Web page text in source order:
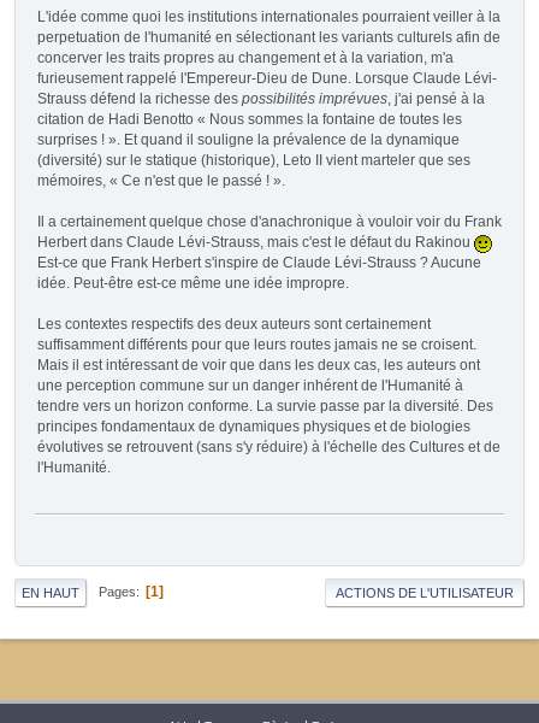
L'idée comme quoi les institutions internationales pourraient veiller à la
perpetuation de l'humanité en sélectionant les variants culturels afin de
concerver les traits propres au changement et à la variation, m'a
furieusement rappelé l'Empereur-Dieu de Dune. Lorsque Claude Lévi-
Strauss défend la richesse des possibilités imprévues, j'ai pensé à la
citation de Hadi Benotto « Nous sommes la fontaine de toutes les
surprises ! ». Et quand il souligne la prévalence de la dynamique
(diversité) sur le statique (historique), Leto II vient marteler que ses
mémoires, « Ce n'est que le passé ! ».
Il a certainement quelque chose d'anachronique à vouloir voir du Frank
Herbert dans Claude Lévi-Strauss, mais c'est le défaut du Rakinou
Est-ce que Frank Herbert s'inspire de Claude Lévi-Strauss ? Aucune
idée. Peut-être est-ce même une idée impropre.
Les contextes respectifs des deux auteurs sont certainement
suffisamment différents pour que leurs routes jamais ne se croisent.
Mais il est intéressant de voir que dans les deux cas, les auteurs ont
une perception commune sur un danger inhérent de l'Humanité à
tendre vers un horizon conforme. La survie passe par la diversité. Des
principes fondamentaux de dynamiques physiques et de biologies
évolutives se retrouvent (sans s'y réduire) à l'échelle des Cultures et de
l'Humanité.
EN HAUT Pages 1 ACTIONS DE L'UTILISATEUR